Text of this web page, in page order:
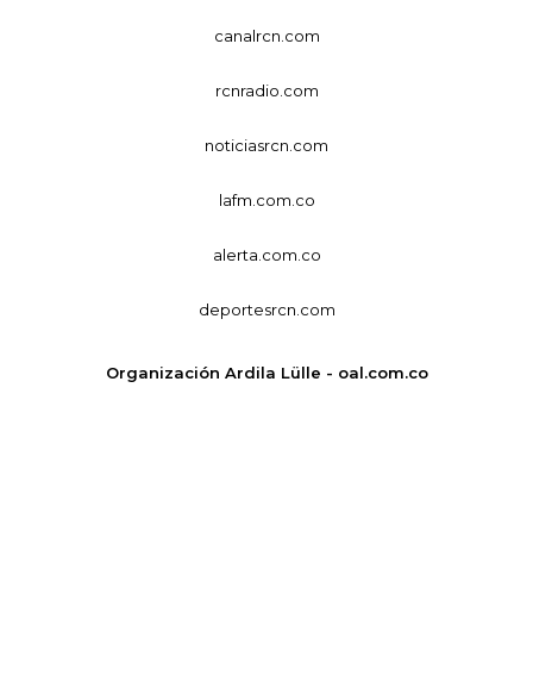
canalrcn.com
rcnradio.com
noticiasrcn.com
lafm.com.co
alerta.com.co
deportesrcn.com
Organización Ardila Lülle - oal.com.co